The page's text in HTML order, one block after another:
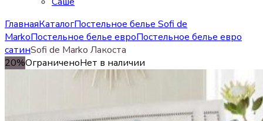
ГлавнаяКаталогПостельное белье Sofi de
MarkoПостельное белье евроПостельное белье евро
сатинSofi de Marko Лакоста
20%ОграниченоНет в наличии